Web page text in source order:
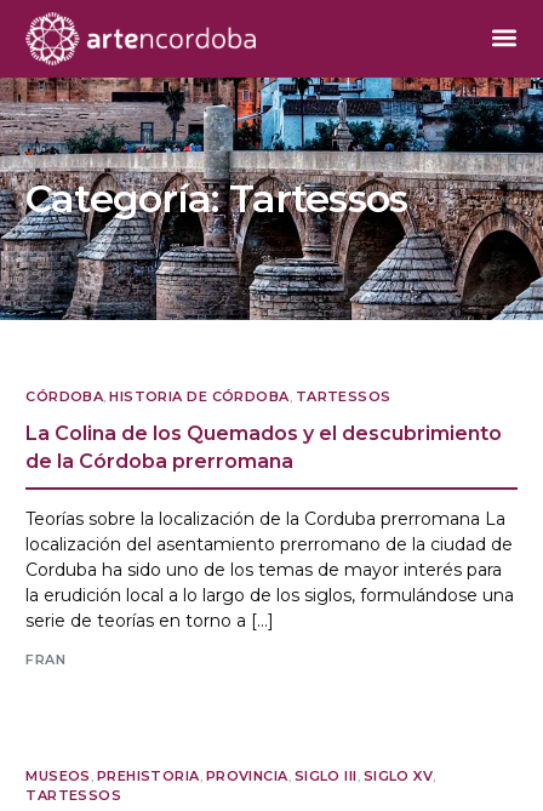
Categoría:Tartessos
CÓRDOBA ,HISTORIA DE CÓRDOBA TARTESSOS
La Colina de los Quemados y el descubrimiento
de la Córdoba prerromana
Teorías sobre la localización de la Corduba prerromana La
localización del asentamiento prerromano de la ciudad de
Corduba ha sido uno de los temas de mayor interés para
la erudición local a lo largo de los siglos, formulándose una
serie de teorías en torno a […]
FRAN
MUSEOS, PREHISTORIA, PROVINCIA, SIGLO III, SIGLO XV,
TARTESSOS